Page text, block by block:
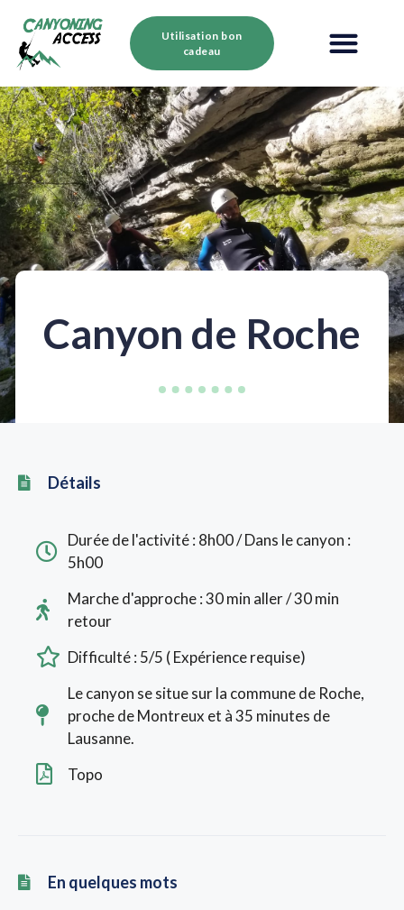
Utilisation bon
cadeau
Canyon de Roche
Détails
Durée de l'activité : 8h00 / Dans le canyon :
5h00
Marche d'approche : 30 min aller / 30 min
retour
Difficulté : 5/5 ( Expérience requise)
Le canyon se situe sur la commune de Roche,
proche de Montreux et à 35 minutes de
Lausanne.
Topo
En quelques mots